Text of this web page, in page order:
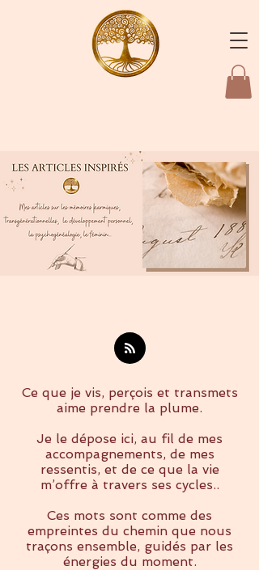
Ce que je vis, perçois et transmets
aime prendre la plume.
Je le dépose ici, au fil de mes
accompagnements, de mes
ressentis, et de ce que la vie
m’offre à travers ses cycles..
Ces mots sont comme des
empreintes du chemin que nous
traçons ensemble, guidés par les
énergies du moment.